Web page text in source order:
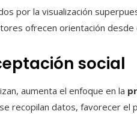
por la visualización
ofrecen orientación desde
social
aumenta el enfoque en la
recopilan datos, favorecer el